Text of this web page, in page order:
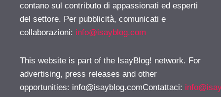
contano sul contributo di appassionati ed esperti
del settore. Per pubblicità, comunicati e
collaborazioni: info@isayblog.com
This website is part of the IsayBlog! network. For
advertising, press releases and other
opportunities: info@isayblog.comContattaci: